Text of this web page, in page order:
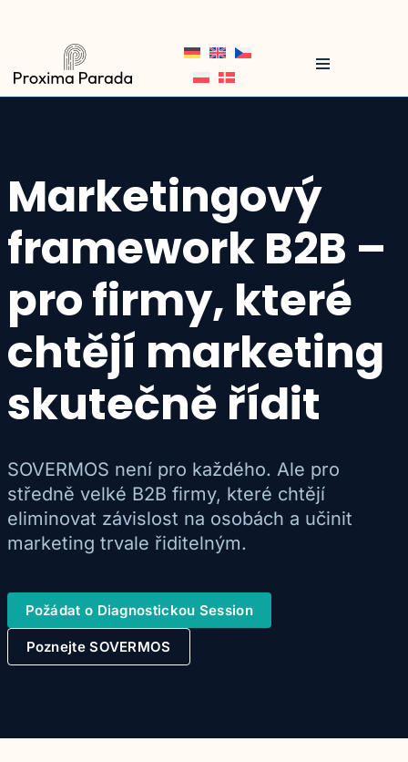
Přeskočit
na
obsah
Marketingový
framework B2B –
pro firmy, které
chtějí marketing
skutečně řídit
SOVERMOS není pro každého. Ale pro
středně velké B2B firmy, které chtějí
eliminovat závislost na osobách a učinit
marketing trvale řiditelným.
Požádat o Diagnostickou Session
Poznejte SOVERMOS